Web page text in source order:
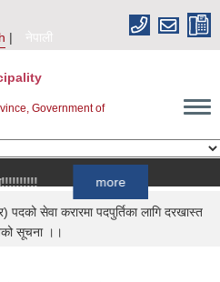
नेपाली
Government of
सेवा करारमा पदपुर्तिका लागि दरखास्त
सूचना ।।